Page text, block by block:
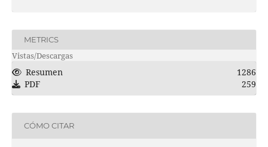
METRICS
Vistas/Descargas
Resumen
1286
PDF
259
CÓMO CITAR